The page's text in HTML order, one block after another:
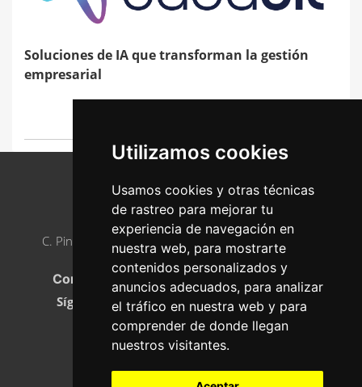
Utilizamos cookies
Usamos cookies y otras técnicas
de rastreo para mejorar tu
experiencia de navegación en
nuestra web, para mostrarte
contenidos personalizados y
anuncios adecuados, para analizar
el tráfico en nuestra web y para
comprender de donde llegan
nuestros visitantes.
Soluciones de IA que transforman la gestión
empresarial
AJE ASTURIAS
C. Pintor Luis Fernández, 2, 33005 Oviedo, Asturias
Teléfono :
985 23 21 05
Correo electrónico:
info@ajeasturias.com
Síguenos en